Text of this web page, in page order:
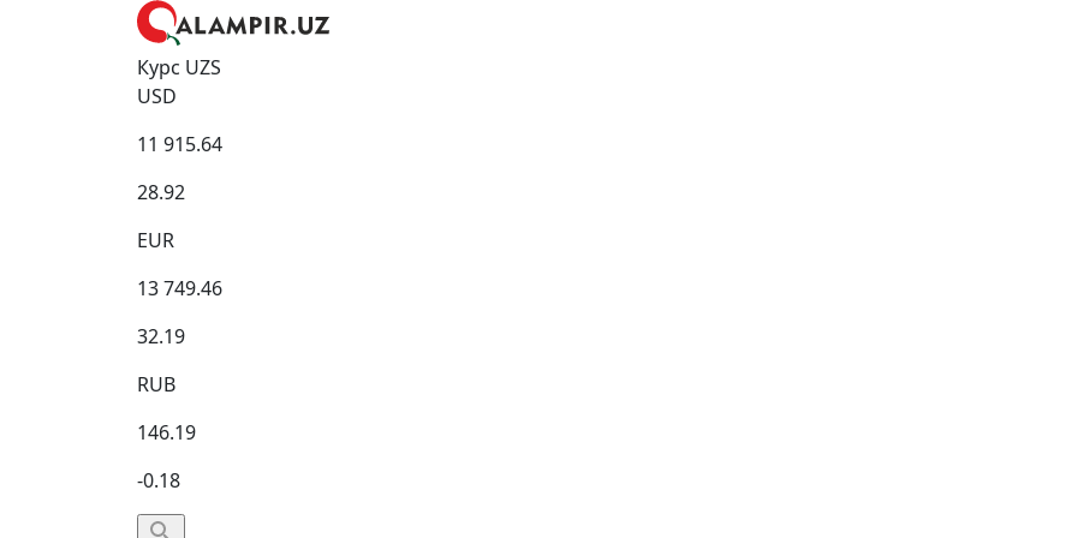
Курс UZS
USD
11 915.64
28.92
EUR
13 749.46
32.19
RUB
146.19
-0.18